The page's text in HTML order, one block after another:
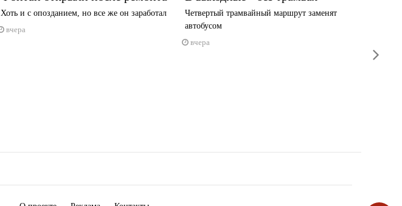
Хоть и с опозданием, но все же он заработал
вчера
Четвертый трамвайный маршрут заменят
автобусом
вчера